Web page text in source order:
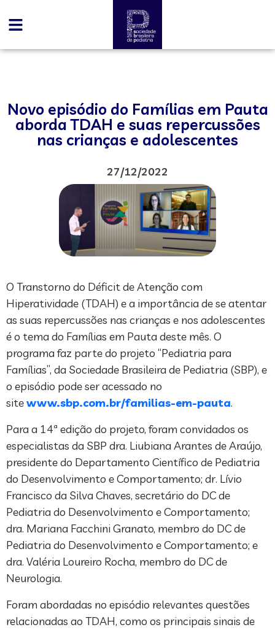
Novo episódio do Famílias em Pauta
aborda TDAH e suas repercussões
nas crianças e adolescentes
27/12/2022
O Transtorno do Déficit de Atenção com
Hiperatividade (TDAH) e a importância de se atentar
as suas repercussões nas crianças e nos adolescentes
é o tema do Famílias em Pauta deste mês. O
programa faz parte do projeto “Pediatria para
Famílias”, da Sociedade Brasileira de Pediatria (SBP), e
o episódio pode ser acessado no
sitewww.sbp.com.br/familias-em-pauta.
Para a 14ª edição do projeto, foram convidados os
especialistas da SBP dra. Liubiana Arantes de Araújo,
presidente do Departamento Científico de Pediatria
do Desenvolvimento e Comportamento; dr. Lívio
Francisco da Silva Chaves, secretário do DC de
Pediatria do Desenvolvimento e Comportamento;
dra. Mariana Facchini Granato, membro do DC de
Pediatria do Desenvolvimento e Comportamento; e
dra. Valéria Loureiro Rocha, membro do DC de
Neurologia.
Foram abordadas no episódio relevantes questões
relacionadas ao TDAH, como os principais sinais de